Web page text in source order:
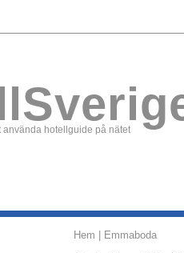
använda hotellguide på nätet
Hem | Emmaboda